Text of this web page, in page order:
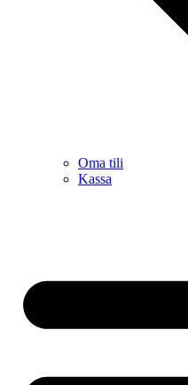
Oma tili
Kassa